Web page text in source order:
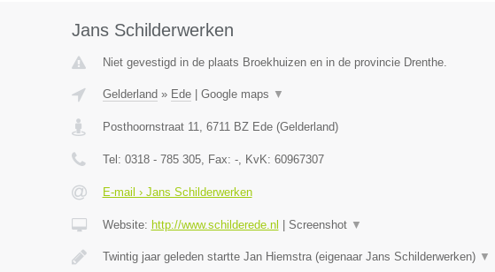
Jans Schilderwerken
Niet gevestigd in de plaats Broekhuizen en in de provincie Drenthe.
Gelderland » Ede| Google maps ▼
Posthoornstraat 11, 6711 BZ Ede(Gelderland)
Tel: 0318 - 785 305, Fax: -, KvK: 60967307
E-mail › Jans Schilderwerken
Website: http://www.schilderede.nl Screenshot ▼
Twintig jaar geleden startte Jan Hiemstra (eigenaar Jans Schilderwerken) ▼